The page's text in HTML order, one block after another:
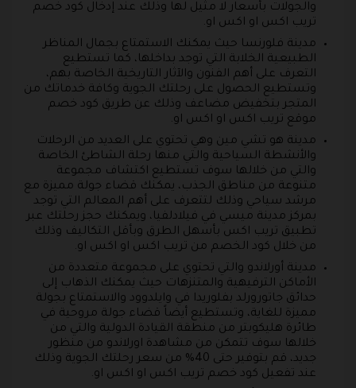
والجولات بأسعار لا مثيل لها وذلك عند إدخال كود خصم
تريب اكس او اكس او.
مدينة فلورنسا حيث يمكنك الاستمتاع بجمال المناظر
الطبيعية الخلابة التي توجد بداخلها، كما تستطيع
التعرف على أهم الفنون والآثار التاريخية الخاصة بهم،
وتستطيع الحصول على رحلتك الجوية وكافة خدماتك من
المتجر بتخفيض مضاعف وذلك عن طريق كود خصم
موقع تريب اكس او اكس او.
مدينة هو تشي مين وهي تحتوي على العديد من الرحلات
والأنشطة السياحية والتي منها رحلة الشاطئ الخاصة
والتي من خلالها سوف تستطيع اكتشاف مجموعة
متنوعة من مناطق الجذب، يمكنك قضاء جولة مميزة مع
مرشد سياحي وذلك لتتعرف على أهم المعالم التي توجد
بمركز مدينة ميسي في فيلادلفيا، ويمكنك حجز رحلتك عبر
تطبيق تريب اكس بأسهل الطرق وبأقل التكاليف وذلك
من خلال كود الخصم من تريب اكس او اكس او.
مدينة أورلاندو والتي تحتوي على مجموعة متعددة من
الأماكن الترفيهية والمتنزهات حيث يمكنك الذهاب إلى
حدائق جاتورورلد بفلوريدا في وايلدوود والاستمتاع بجولة
مميزة للغاية، وتستطيع أيضاً قضاء جولة مروحية في
طائرة هليكوبتر من منطقة القيادة الدولية والتي من
خلالها سوف تتمكن من مشاهدة اورلاندو من منظور
جديد، قم بتوفير حتى 40% من سعر رحلتك الجوية وذلك
عند تفعيل كود خصم تريب اكس او اكس او.